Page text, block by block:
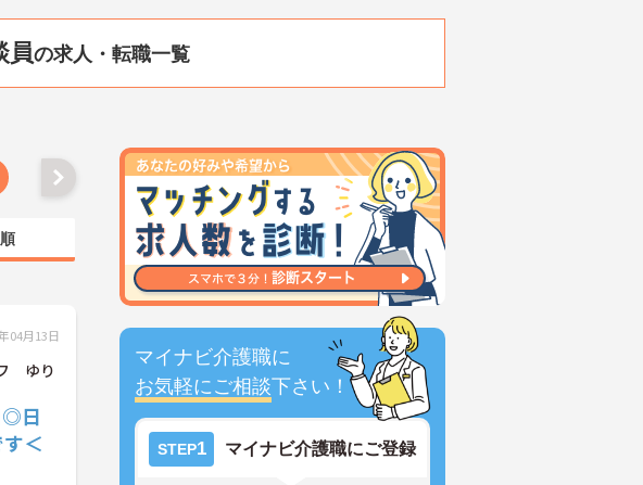
員の求人・転職一覧
マイナビ介護職に
お気軽にご相談下さい！
STEP1 マイナビ介護職にご登録
04月13日
ゆり
◎日
＜